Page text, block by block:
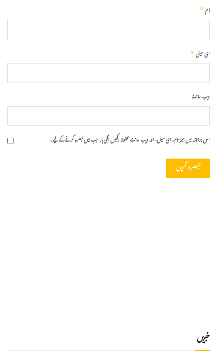
نام*
ای میل*
ویب‌ سائٹ
اس براؤزر میں میرا نام، ای میل، اور ویب سائٹ محفوظ رکھیں اگلی بار جب میں تبصرہ کرنے کےلیے۔
خبریں